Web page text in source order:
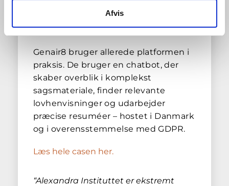
Afvis
AI-platformen i
brug
Genair8 bruger allerede platformen i
praksis. De bruger en chatbot, der
skaber overblik i komplekst
sagsmateriale, finder relevante
lovhenvisninger og udarbejder
præcise resuméer – hostet i Danmark
og i overensstemmelse med GDPR.
Læs hele casen her.
“Alexandra Instituttet er ekstremt